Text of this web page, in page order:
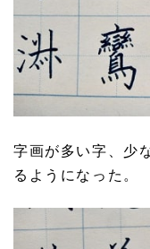
字画が多い字、少
るようになった。